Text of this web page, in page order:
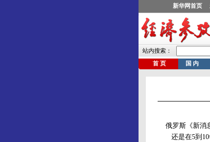
俄罗斯《新消
还是在5到10